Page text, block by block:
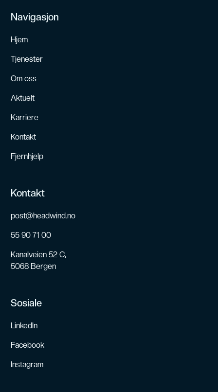
Navigasjon
Hjem
Tjenester
Om oss
Aktuelt
Karriere
Kontakt
Fjernhjelp
Kontakt
post@headwind.no
55 90 71 00
Kanalveien 52 C,
5068 Bergen
Sosiale
Linkedln
Facebook
Instagram